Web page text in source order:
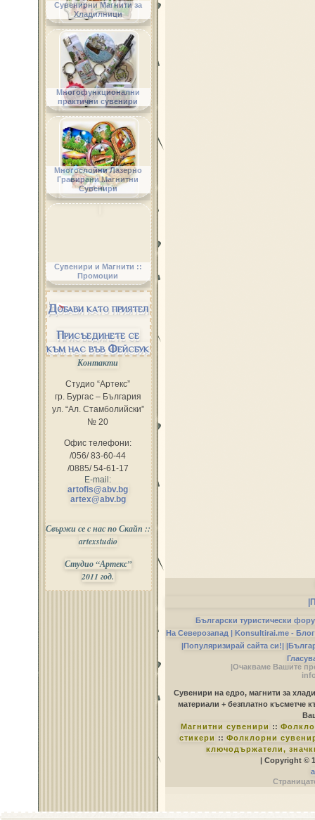
Сувенирни Магнити за
Хладилници
Многофункционални
практични сувенири
Многослойни Лазерно
Гравирани Магнитни
Сувенири
Сувенири и Магнити ::
Промоции
Добави като приятел
Присъединете се
към нас във Фейсбук
Контакти
Студио “Артекс”
гр. Бургас – България
ул. “Ал. Стамболийски”
№ 20
Офис телефони:
/056/ 83-60-44
/0885/ 54-61-17
E-mail:
artofis@abv.bg
artex@abv.bg
Свържи се с нас по Скайп ::
artexstudio
Студио “Артекс”
2011 год.
Български туристически
На Северозапад | Konsultirai.me -
|Популяризирай сайта си!|
|Очакваме Вашите
Сувенири на едро, магнити за
материали + безплатно късметче
Магнитни сувенири ::
стикери :: Фолклорни
ключодържатели,
| Copyright ©